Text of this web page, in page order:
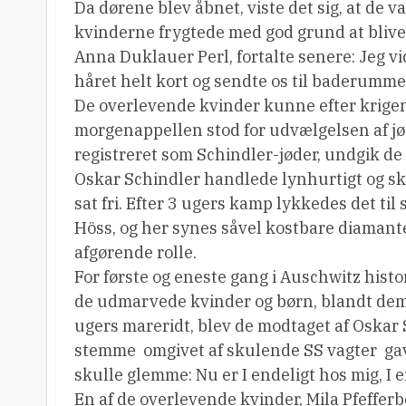
Da dørene blev åbnet, viste det sig, at de
kvinderne frygtede med god grund at
Anna Duklauer Perl, fortalte senere: Jeg
håret helt kort og sendte os til
De overlevende kvinder kunne efter
morgenappellen stod for udvælgelsen af
registreret som Schindler-jøder, undgik
Oskar Schindler handlede lynhurtigt og
sat fri. Efter 3 ugers kamp lykkedes det
Höss, og her synes såvel kostbare
afgørende rolle.
For første og eneste gang i Auschwitz
de udmarvede kvinder og børn, blandt
ugers mareridt, blev de modtaget af
stemme  omgivet af skulende SS vagter 
skulle glemme: Nu er I endeligt hos mig, I
En af de overlevende kvinder, Mila